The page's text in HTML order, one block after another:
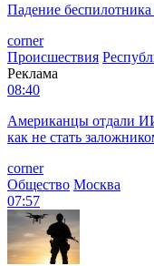
Падение
corner
Происшествия
Реклама
08:40
Американцы отдали
как не стать
corner
Общество Москва
07:57